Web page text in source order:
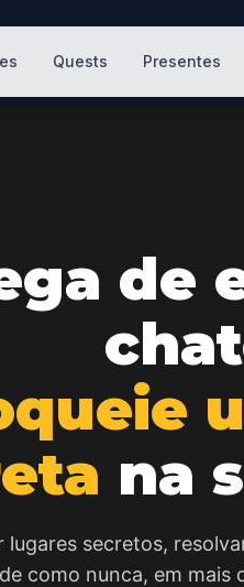
Quests Presentes
de
na
lugares secretos,
como nunca, em mais